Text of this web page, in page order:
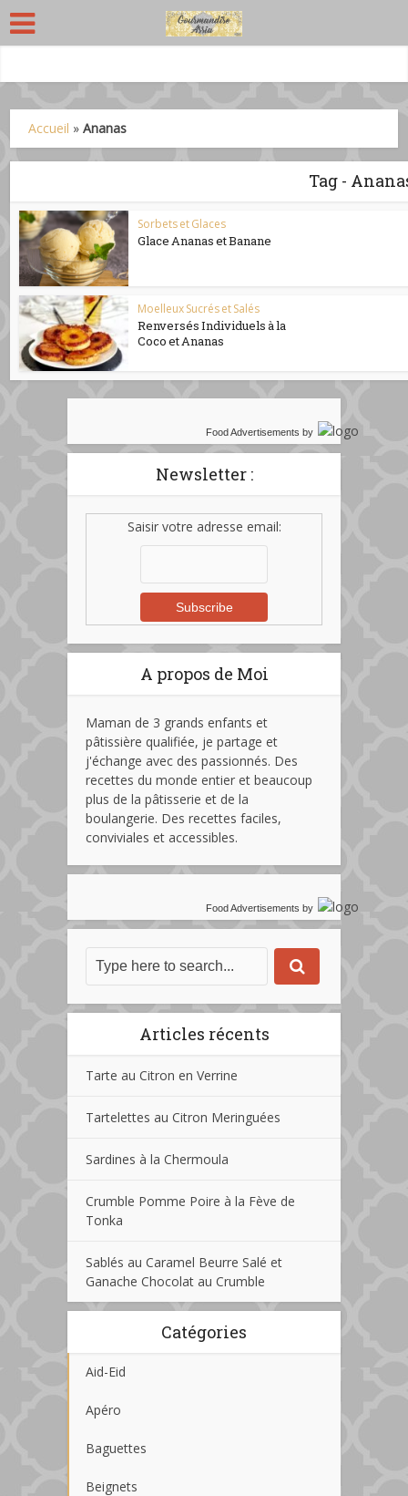
Accueil »Ananas
Tag -
Sorbets et Glaces
Glace Ananas et Banane
Moelleux Sucrés et Salés
Renversés Individuels à la
Coco et Ananas
Food Advertisements by
Newsletter :
Saisir votre adresse email:
A propos de Moi
Maman de 3 grands enfants et
pâtissière qualifiée, je partage et
j'échange avec des passionnés. Des
recettes du monde entier et beaucoup
plus de la pâtisserie et de la
boulangerie. Des recettes faciles,
conviviales et accessibles.
Food Advertisements by
Articles récents
Tarte au Citron en Verrine
Tartelettes au Citron Meringuées
Sardines à la Chermoula
Crumble Pomme Poire à la Fève de
Tonka
Sablés au Caramel Beurre Salé et
Ganache Chocolat au Crumble
Catégories
Aid-Eid
Apéro
Baguettes
Beignets